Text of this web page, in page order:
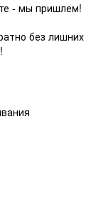
- мы пришлем!
без лишних